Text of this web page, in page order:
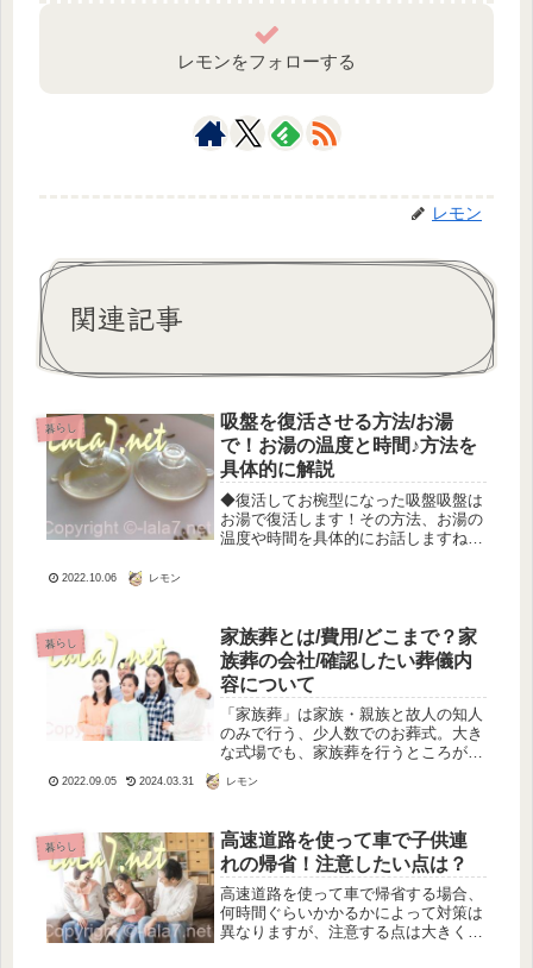
レモンをフォローする
レモン
関連記事
暮らし
吸盤を復活させる方法/お湯
で！お湯の温度と時間♪方法を
具体的に解説
◆復活してお椀型になった吸盤吸盤は
お湯で復活します！その方法、お湯の
温度や時間を具体的にお話しますね。
し...
2022.10.06 レモン
暮らし
家族葬とは/費用/どこまで？家
族葬の会社/確認したい葬儀内
容について
「家族葬」は家族・親族と故人の知人
のみで行う、少人数でのお葬式。大き
な式場でも、家族葬を行うところがこ
方の場合は、静かに見送りたい、費用
くなっています。かくいう私も、10...
2022.09.05 2024.03.31 レモン
暮らし
高速道路を使って車で子供連
れの帰省！注意したい点は？
高速道路を使って車で帰省する場合、
何時間ぐらいかかるかによって対策は
異なりますが、注意する点は大きく2